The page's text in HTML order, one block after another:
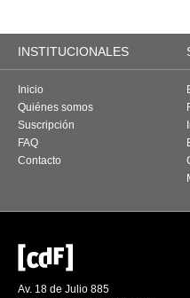
INSTITUCIONALES
Inicio
Quiénes somos
Suscripción
FAQ
Contacto
Av. 18 de Julio 885